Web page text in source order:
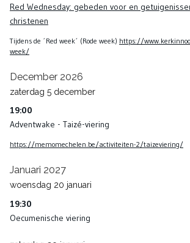
Red Wednesday: gebeden voor en
christenen
Tijdens de ´Red week´ (Rode week) https://
week/
December 2026
zaterdag 5 december
19:00
Adventwake - Taizé-viering
https://memomechelen.be/activiteiten-2/taizeviering/
Januari 2027
woensdag 20 januari
19:30
Oecumenische viering